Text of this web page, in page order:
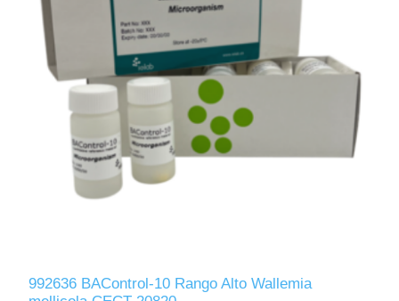
992636 BAControl-10 Rango Alto Wallemia